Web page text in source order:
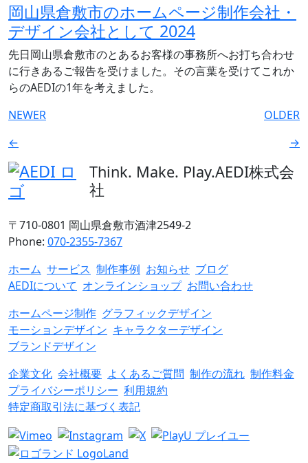
岡山県倉敷市のホームページ制作会社・
デザイン会社として 2024
先日岡山県倉敷市のとあるお客様の事務所へお打ち合わせ
に行きあるご報告を受けました。その言葉を受けてこれか
らのAEDIの1年を考えました。
NEWER
←
OLDER
→
Think. Make. Play.AEDI株式会
社
〒710-0801 岡山県倉敷市酒津2549-2
Phone: 070-2355-7367
ホーム サービス 制作事例 お知らせ ブログ
AEDIについて オンラインショップ お問い合わせ
ホームページ制作 グラフィックデザイン
モーションデザイン キャラクターデザイン
ブランドデザイン
企業文化 会社概要 よくあるご質問 制作の流れ 制作料金
プライバシーポリシー 利用規約
特定商取引法に基づく表記